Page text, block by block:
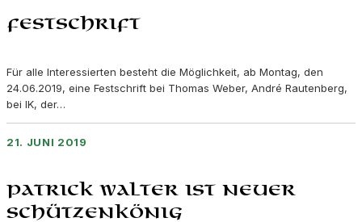
Festschrift
Für alle Interessierten besteht die Möglichkeit, ab Montag, den
24.06.2019, eine Festschrift bei Thomas Weber, André Rautenberg,
bei IK, der…
21. JUNI 2019
Patrick Walter ist neuer
Schützenkönig